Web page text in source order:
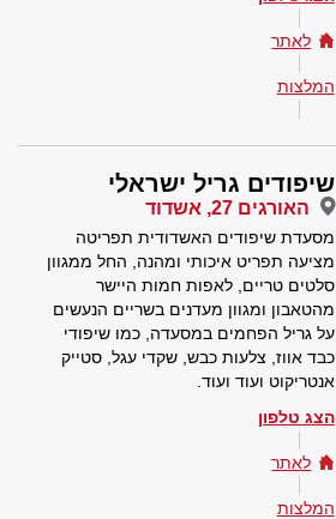
לאתר
המלצות
שיפודים גריל ישראלי
האורגים 27, אשדוד
מסעדת שיפודים האשדודית תפריטה
מציעה תפריט איכותי ומהנה, החל ממגוון
סלטים טריים, לאפות חמות היישר
מהטאבון ומגוון מעדנים בשריים הנעשים
על גריל הפחמים במסעדה, כמו שיפודי
כבד אווז, צלעות כבש, שקדי עגל, סטייק
אנטריקוט ועוד ועוד.
הצג טלפון
לאתר
המלצות